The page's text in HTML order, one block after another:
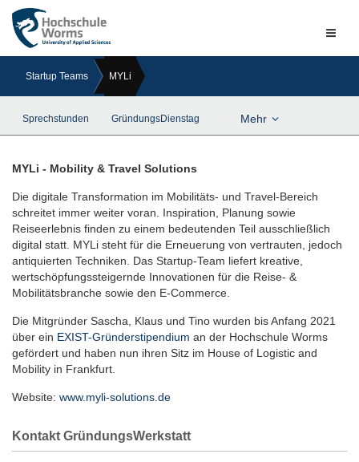
Startup Teams MYLi
Sprechstunden GründungsDienstag Mehr
MYLi - Mobility & Travel Solutions
Die digitale Transformation im Mobilitäts- und Travel-Bereich
schreitet immer weiter voran. Inspiration, Planung sowie
Reiseerlebnis finden zu einem bedeutenden Teil ausschließlich
digital statt. MYLi steht für die Erneuerung von vertrauten, jedoch
antiquierten Techniken. Das Startup-Team liefert kreative,
wertschöpfungssteigernde Innovationen für die Reise- &
Mobilitätsbranche sowie den E-Commerce.
Die Mitgründer Sascha, Klaus und Tino wurden bis Anfang 2021
über ein EXIST-Gründerstipendium an der Hochschule Worms
gefördert und haben nun ihren Sitz im House of Logistic and
Mobility in Frankfurt.
Website: www.myli-solutions.de
Kontakt GründungsWerkstatt